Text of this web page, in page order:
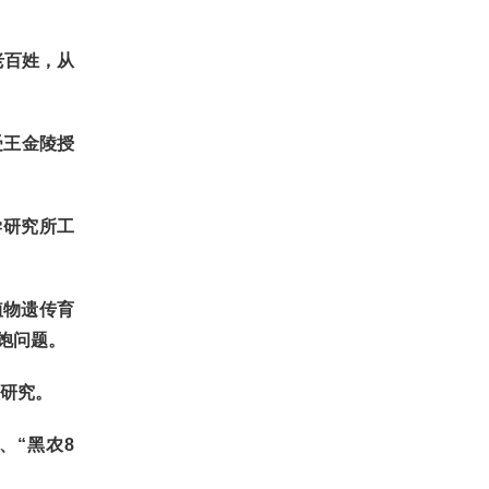
姓，从
金陵授
究所工
遗传育
问题。
究。
“黑农8